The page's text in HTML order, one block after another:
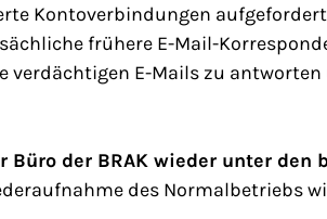
Kontoverbindungen
frühere E-Mail-
E-Mails zu
der BRAK wieder unter den
des Normalbetriebs